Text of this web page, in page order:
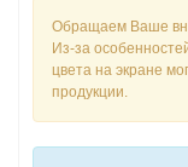
Обращаем Ваше
Из-за
цвета на экране
продукции.